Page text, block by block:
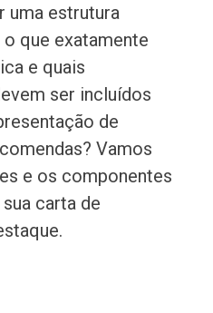
uma estrutura
que exatamente
e quais
ser incluídos
de
Vamos
e os componentes
carta de